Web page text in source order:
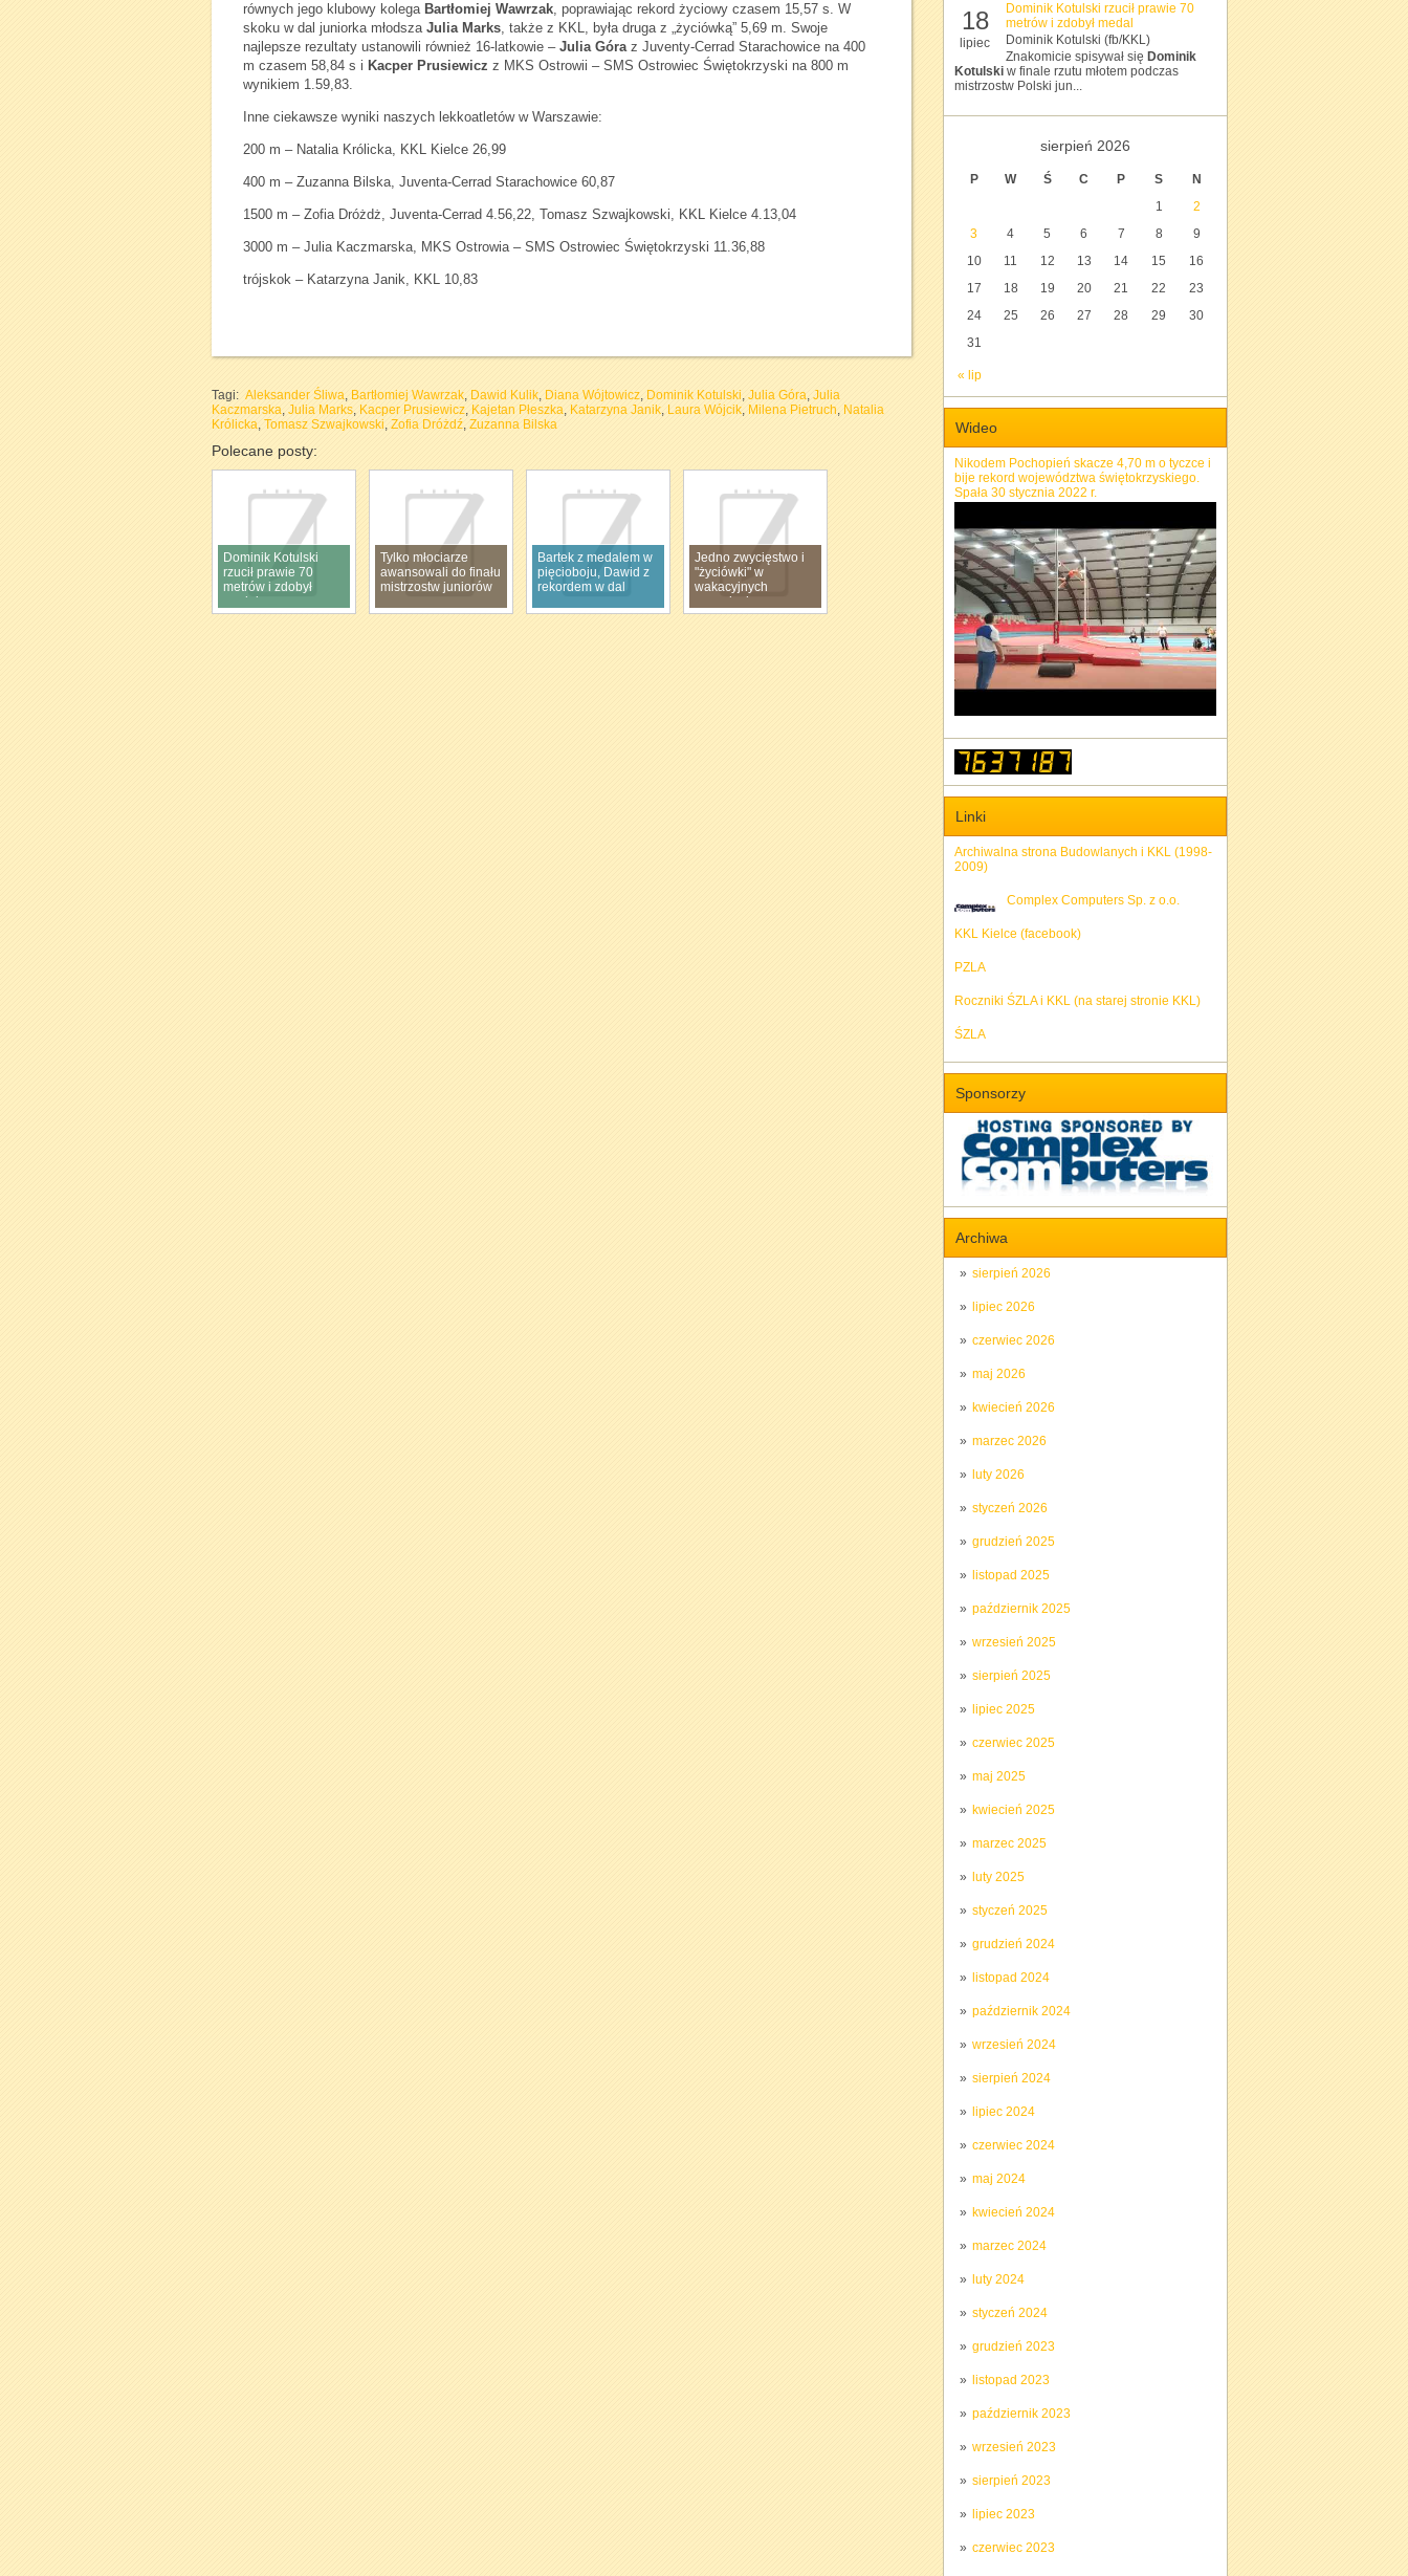
18
lipiec
Dominik Kotulski rzucił prawie 70
metrów i zdobył medal
Dominik Kotulski (fb/KKL)
Znakomicie spisywał się Dominik
Kotulski w finale rzutu młotem podczas
mistrzostw Polski jun...
sierpień 2026
P W Ś C P S N
« lip
1
2
3
4 5 6 7 8
9
10
11 12 13 14 15
16
17
18 19 20 21 22
23
24
25 26 27 28 29
30
31
Wideo
Nikodem Pochopień skacze 4,70 m o tyczce i
bije rekord województwa świętokrzyskiego.
Spała 30 stycznia 2022 r.
Linki
Archiwalna strona Budowlanych i KKL (1998-
2009)
Complex Computers Sp. z o.o.
KKL Kielce (facebook)
PZLA
Roczniki ŚZLA i KKL (na starej stronie KKL)
ŚZLA
Sponsorzy
Archiwa
sierpień 2026
lipiec 2026
czerwiec 2026
maj 2026
kwiecień 2026
marzec 2026
luty 2026
styczeń 2026
grudzień 2025
listopad 2025
październik 2025
wrzesień 2025
sierpień 2025
lipiec 2025
czerwiec 2025
maj 2025
kwiecień 2025
marzec 2025
luty 2025
styczeń 2025
grudzień 2024
listopad 2024
październik 2024
wrzesień 2024
sierpień 2024
lipiec 2024
czerwiec 2024
maj 2024
kwiecień 2024
marzec 2024
luty 2024
styczeń 2024
grudzień 2023
listopad 2023
październik 2023
wrzesień 2023
sierpień 2023
lipiec 2023
czerwiec 2023
równych jego klubowy kolega Bartłomiej Wawrzak, poprawiając rekord życiowy czasem 15,57 s. W
skoku w dal juniorka młodsza Julia Marks, także z KKL, była druga z „życiówką” 5,69 m. Swoje
najlepsze rezultaty ustanowili również 16-latkowie – Julia Góraz Juventy-Cerrad Starachowice na 400
m czasem 58,84 s i Kacper Prusiewicz z MKS Ostrowii – SMS Ostrowiec Świętokrzyski na 800 m
wynikiem 1.59,83.
Inne ciekawsze wyniki naszych lekkoatletów w Warszawie:
200 m – Natalia Królicka, KKL Kielce 26,99
400 m – Zuzanna Bilska, Juventa-Cerrad Starachowice 60,87
1500 m – Zofia Dróżdż, Juventa-Cerrad 4.56,22, Tomasz Szwajkowski, KKL Kielce 4.13,04
3000 m – Julia Kaczmarska, MKS Ostrowia – SMS Ostrowiec Świętokrzyski 11.36,88
trójskok – Katarzyna Janik, KKL 10,83
Tagi: Aleksander Śliwa, Bartłomiej Wawrzak, Dawid Kulik, Diana Wójtowicz, Dominik Kotulski, Julia Góra, Julia
Kaczmarska, Julia Marks, Kacper Prusiewicz, Kajetan Płeszka, Katarzyna Janik, Laura Wójcik, Milena Pietruch, Natalia
Królicka, Tomasz Szwajkowski, Zofia Dróżdź, Zuzanna Bilska
Polecane posty:
Dominik Kotulski
rzucił prawie 70
metrów i zdobył
medal
Tylko młociarze
awansowali do finału
mistrzostw juniorów
Bartek z medalem w
pięcioboju, Dawid z
rekordem w dal
Jedno zwycięstwo i
"życiówki" w
wakacyjnych
zawodach